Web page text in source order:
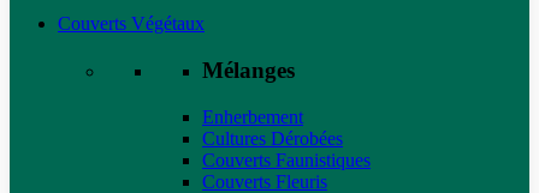
Couverts Végétaux
Mélanges
Enherbement
Cultures Dérobées
Couverts Faunistiques
Couverts Fleuris